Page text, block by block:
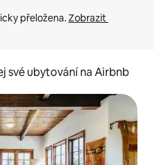
přeložena. Zobrazit
své ubytování na Airbnb